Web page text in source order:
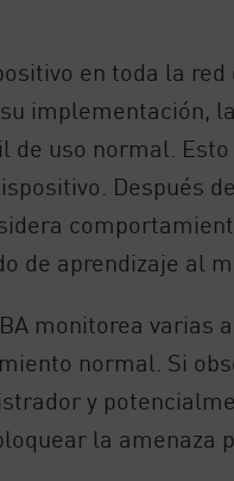
en toda la red
implementación,
de uso normal.
Después
de aprendizaje al
monitorea varias
normal. Si
y
la amenaza